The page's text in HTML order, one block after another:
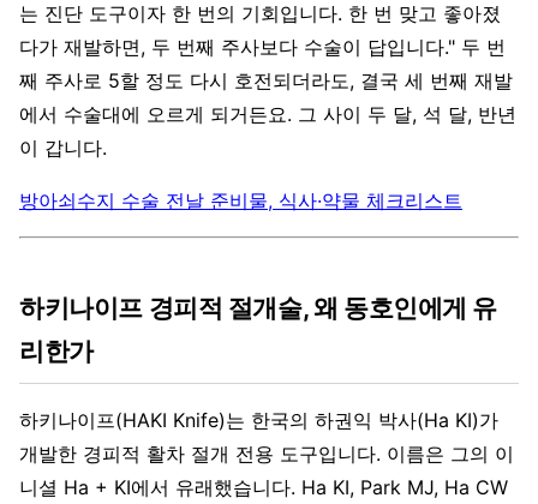
는 진단 도구이자 한 번의 기회입니다. 한 번 맞고 좋아졌
다가 재발하면, 두 번째 주사보다 수술이 답입니다." 두 번
째 주사로 5할 정도 다시 호전되더라도, 결국 세 번째 재발
에서 수술대에 오르게 되거든요. 그 사이 두 달, 석 달, 반년
이 갑니다.
방아쇠수지 수술 전날 준비물, 식사·약물 체크리스트
하키나이프 경피적 절개술, 왜 동호인에게 유
리한가
하키나이프(HAKI Knife)는 한국의 하권익 박사(Ha KI)가
개발한 경피적 활차 절개 전용 도구입니다. 이름은 그의 이
니셜 Ha + KI에서 유래했습니다. Ha KI, Park MJ, Ha CW